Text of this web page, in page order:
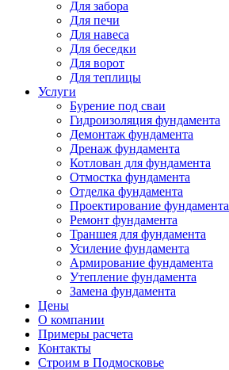
Для забора
Для печи
Для навеса
Для беседки
Для ворот
Для теплицы
Услуги
Бурение под сваи
Гидроизоляция фундамента
Демонтаж фундамента
Дренаж фундамента
Котлован для фундамента
Отмостка фундамента
Отделка фундамента
Проектирование фундамента
Ремонт фундамента
Траншея для фундамента
Усиление фундамента
Армирование фундамента
Утепление фундамента
Замена фундамента
Цены
О компании
Примеры расчета
Контакты
Строим в Подмосковье